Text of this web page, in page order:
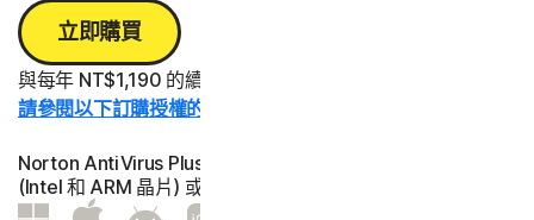
立即購買
與每年 NT$1,190 的續購費用相比省下的金額。
請參閱以下訂購授權的詳細資料。*
Norton AntiVirus Plus | 諾頓防毒加強版為 1 部個人電腦
(Intel 和 ARM 晶片) 或 Mac® 提供防護